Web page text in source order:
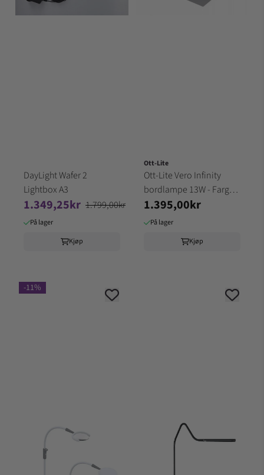
DayLight Wafer 2
Lightbox A3
1.349,25kr 1.799,00kr
På lager
Kjøp
Ott-Lite
Ott-Lite Vero Infinity
bordlampe 13W - Farge
SORT
1.395,00kr
På lager
Kjøp
-11%